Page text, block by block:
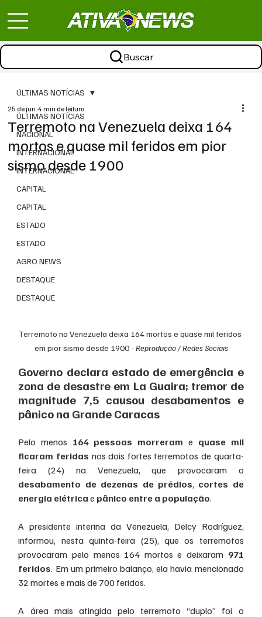
Buscar
ÚLTIMAS NOTÍCIAS
NACIONAL
INTERNACIONAL
INTERNACIONAL
CAPITAL
CAPITAL
ESTADO
ESTADO
AGRO NEWS
DESTAQUE
DESTAQUE
ÚLTIMAS NOTÍCIAS
Terremoto na Venezuela deixa 164
mortos e quase mil feridos em pior
sismo desde 1900
25 de jun.4 min de leitura
Terremoto na Venezuela deixa 164 mortos e quase mil feridos
em pior sismo desde 1900 - Reprodução / Redes Sociais
Governo declara estado de emergência e
zona de desastre em La Guaira; tremor de
magnitude 7,5 causou desabamentos e
pânico na Grande Caracas
Pelo menos 164 pessoas morreram e quase mil
ficaram feridas nos dois fortes terremotos de quarta-
desabamento de dezenas de prédios, cortes de
energia elétrica e pânico entre a população.
A presidente interina da Venezuela, Delcy Rodríguez,
informou, nesta quinta-feira (25), que os terremotos
provocaram pelo menos 164 mortos e deixaram 971
feridos. Em um primeiro balanço, ela havia mencionado
32 mortes e mais de 700 feridos.